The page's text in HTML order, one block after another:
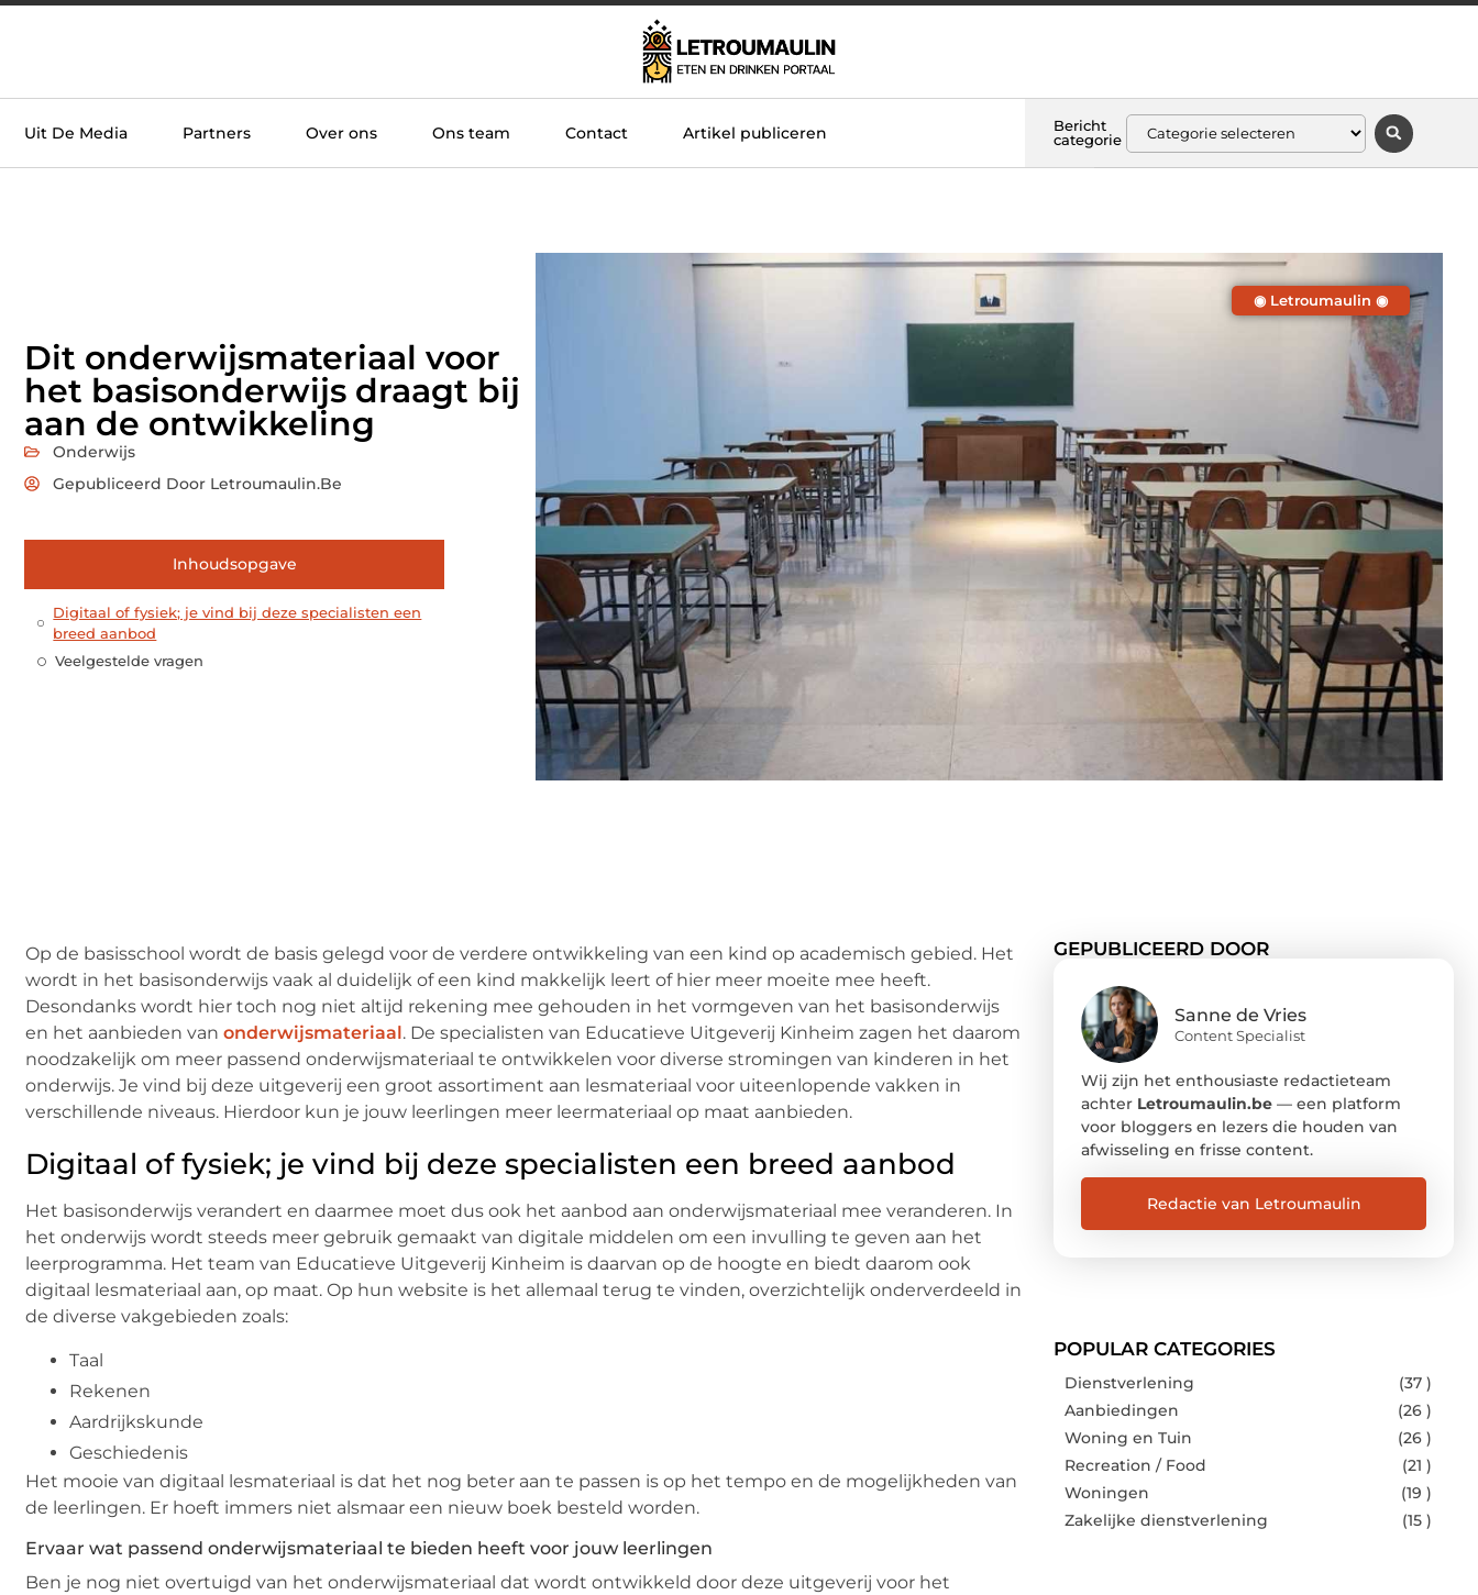
Uit De Media Partners Over ons Ons team Contact Artikel publiceren
Bericht
categorie
Dit onderwijsmateriaal voor
het basisonderwijs draagt bij
aan de ontwikkeling
Onderwijs
Gepubliceerd Door Letroumaulin.be
Inhoudsopgave
Digitaal of fysiek; je vind bij deze specialisten een
breed aanbod
Veelgestelde vragen
◉ Letroumaulin ◉
Op de basisschool wordt de basis gelegd voor de verdere ontwikkeling van een kind op academisch gebied. Het
wordt in het basisonderwijs vaak al duidelijk of een kind makkelijk leert of hier meer moeite mee heeft.
Desondanks wordt hier toch nog niet altijd rekening mee gehouden in het vormgeven van het basisonderwijs
en het aanbieden van onderwijsmateriaal. De specialisten van Educatieve Uitgeverij Kinheim zagen het daarom
noodzakelijk om meer passend onderwijsmateriaal te ontwikkelen voor diverse stromingen van kinderen in het
onderwijs. Je vind bij deze uitgeverij een groot assortiment aan lesmateriaal voor uiteenlopende vakken in
verschillende niveaus. Hierdoor kun je jouw leerlingen meer leermateriaal op maat aanbieden.
Digitaal of fysiek; je vind bij deze specialisten een breed aanbod
Het basisonderwijs verandert en daarmee moet dus ook het aanbod aan onderwijsmateriaal mee veranderen. In
het onderwijs wordt steeds meer gebruik gemaakt van digitale middelen om een invulling te geven aan het
leerprogramma. Het team van Educatieve Uitgeverij Kinheim is daarvan op de hoogte en biedt daarom ook
digitaal lesmateriaal aan, op maat. Op hun website is het allemaal terug te vinden, overzichtelijk onderverdeeld in
de diverse vakgebieden zoals:
Taal
Rekenen
Aardrijkskunde
Geschiedenis
Het mooie van digitaal lesmateriaal is dat het nog beter aan te passen is op het tempo en de mogelijkheden van
de leerlingen. Er hoeft immers niet alsmaar een nieuw boek besteld worden.
Ervaar wat passend onderwijsmateriaal te bieden heeft voor jouw leerlingen
Ben je nog niet overtuigd van het onderwijsmateriaal dat wordt ontwikkeld door deze uitgeverij voor het
GEPUBLICEERD DOOR
Sanne de Vries
Content Specialist
Wij zijn het enthousiaste redactieteam
achter Letroumaulin.be — een platform
voor bloggers en lezers die houden van
afwisseling en frisse content.
Redactie van Letroumaulin
POPULAR CATEGORIES
Dienstverlening
(37 )
Aanbiedingen
(26 )
Woning en Tuin
(26 )
Recreation / Food
(21 )
Woningen
(19 )
Zakelijke dienstverlening
(15 )